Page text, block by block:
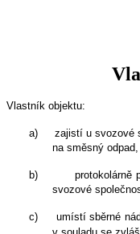
Vlastník objektu:
a)
zajistí u svozové
na směsný odpad,
b)
protokolárně
svozové
c)
umístí sběrné